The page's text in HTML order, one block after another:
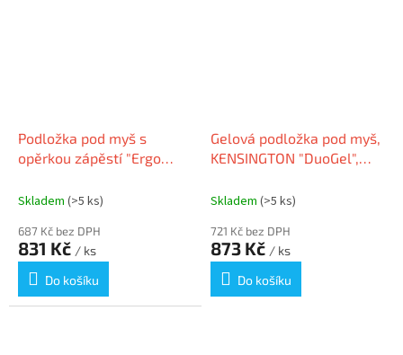
Podložka pod myš s
opěrkou zápěstí "Ergo
nastavitelná, LEITZ
Skladem (>5 ks)
687 Kč bez DPH
831 Kč / ks
Do košíku
Gelová podložka pod myš,
KENSINGTON "DuoGel",
Skladem (>5 ks)
721 Kč bez DPH
873 Kč / ks
Do košíku